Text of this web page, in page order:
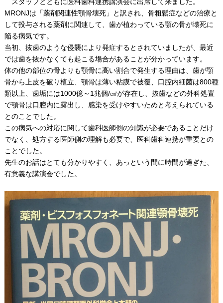
MRONJは「薬剤関連性顎骨壊死」と訳され、骨粗鬆症などの治療と
して投与される薬剤に関連して、歯が植わっている顎の骨が壊死に
陥る病気です。
当初、抜歯のような侵襲により発症するとされていましたが、最近
では歯を抜かなくても起こる場合があることが分かっています。
体の他の部位の骨よりも顎骨に高い割合で発生する理由は、歯が顎
骨から上皮を破り植立、顎骨は薄い粘膜で被覆、口腔内細菌は800種
類以上、歯垢には1000億～1兆個/㎤が存在し、抜歯などの外科処置
で顎骨は口腔内に露出し、感染を受けやすいためと考えられている
とのことでした。
この病気への対応に関して歯科医師側の知識が必要であることだけ
でなく、処方する医師側の理解も必要で、医科歯科連携が重要との
ことでした。
先生のお話はとても分かりやすく、あっという間に時間が過ぎた、
有意義な講演会でした。